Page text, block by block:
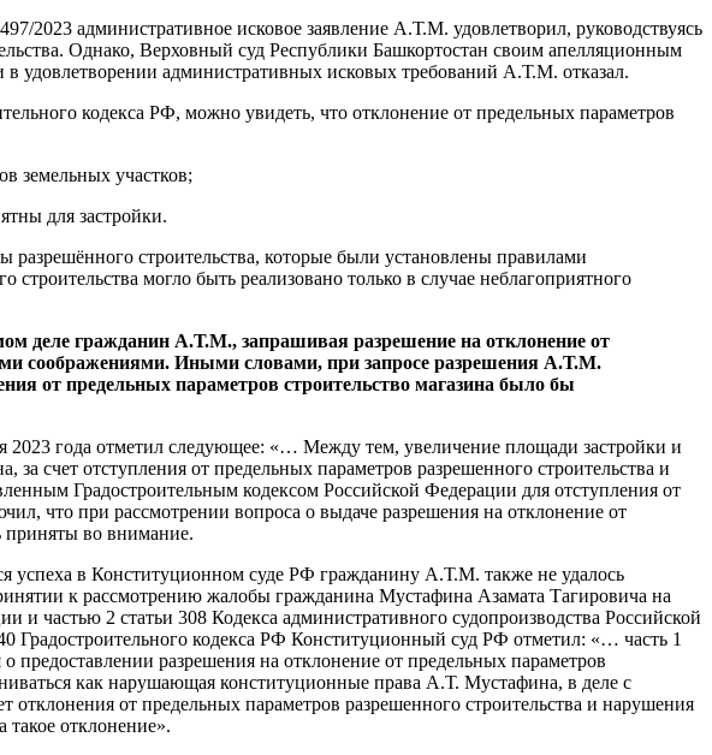
административное исковое заявление А.Т.М. удовлетворил, руководствуясь
Однако, Верховный суд Республики Башкортостан своим апелляционным
удовлетворении административных исковых требований А.Т.М. отказал.
кодекса РФ, можно увидеть, что отклонение от предельных параметров
земельных участков;
для застройки.
строительства, которые были установлены правилами
могло быть реализовано только в случае неблагоприятного
деле гражданин А.Т.М., запрашивая разрешение на отклонение от
соображениями. Иными словами, при запросе разрешения А.Т.М.
от предельных параметров строительство магазина было бы
2023 года отметил следующее: «… Между тем, увеличение площади застройки и
счет отступления от предельных параметров разрешенного строительства и
Градостроительным кодексом Российской Федерации для отступления от
что при рассмотрении вопроса о выдаче разрешения на отклонение от
приняты во внимание.
успеха в Конституционном суде РФ гражданину А.Т.М. также не удалось
к рассмотрению жалобы гражданина Мустафина Азамата Тагировича на
и частью 2 статьи 308 Кодекса административного судопроизводства Российской
кодекса РФ Конституционный суд РФ отметил: «… часть 1
предоставлении разрешения на отклонение от предельных параметров
как нарушающая конституционные права А.Т. Мустафина, в деле с
отклонения от предельных параметров разрешенного строительства и нарушения
такое отклонение».